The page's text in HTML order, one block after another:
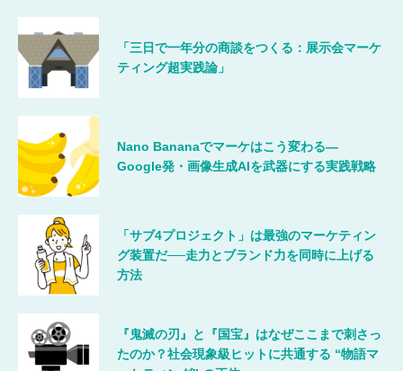
「三日で一年分の商談をつくる：展示会マーケ
ティング超実践論」
Nano Bananaでマーケはこう変わる―
Google発・画像生成AIを武器にする実践戦略
「サブ4プロジェクト」は最強のマーケティン
グ装置だ──走力とブランド力を同時に上げる
方法
『鬼滅の刃』と『国宝』はなぜここまで刺さっ
たのか？社会現象級ヒットに共通する “物語マ